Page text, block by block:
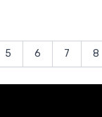
5 6 7 8